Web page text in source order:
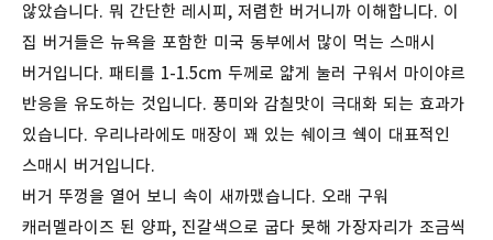
않았습니다. 뭐 간단한 레시피, 저렴한 버거니까 이해합니다. 이
집 버거들은 뉴욕을 포함한 미국 동부에서 많이 먹는 스매시
버거입니다. 패티를 1-1.5cm 두께로 얇게 눌러 구워서 마이야르
반응을 유도하는 것입니다. 풍미와 감칠맛이 극대화 되는 효과가
있습니다. 우리나라에도 매장이 꽤 있는 쉐이크 쉑이 대표적인
스매시 버거입니다.
버거 뚜껑을 열어 보니 속이 새까맸습니다. 오래 구워
캐러멜라이즈 된 양파, 진갈색으로 굽다 못해 가장자리가 조금씩